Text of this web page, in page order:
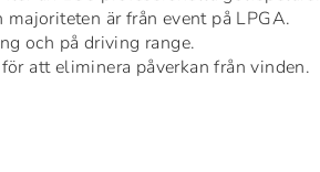
är från event på LPGA.
och på driving range.
att eliminera påverkan från vinden.